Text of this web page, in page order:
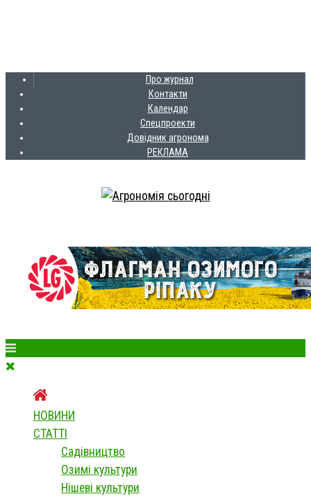
Про журнал
Контакти
Календар
Спецпроекти
Довідник агронома
РЕКЛАМА
НОВИНИ
СТАТТІ
Садівництво
Озимі культури
Нішеві культури